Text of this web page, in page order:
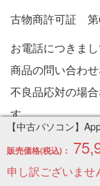
【中古パソコン】
販売価格(税込)：
申し訳ございませ
古物商許可証 第
お電話につきま
商品の問い合わ
不良品応対の場
す。
特定商取引法に
Copyright ©